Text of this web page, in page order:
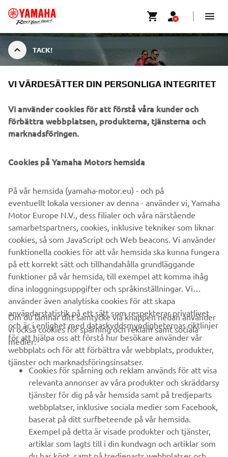
TACK!
Du kommer att bli kontaktad inom kort.
TILLBAKA TILL STARTSIDAN
FÖRETAG
B2B
UTFORSKA YAMAHA
FAQ & SUPPORT
NYHETSBREV
Bli först att ta del av de senaste erbjudandena, evenemangen,
nyheterna och mycket mer
VI VÄRDESÄTTER DIN PERSONLIGA INTEGRITET
Vi använder cookies för att förstå våra kunder och
förbättra webbplatsen, produkterna, tjänsterna och
marknadsföringen.
Cookies på Yamaha Motors hemsida
På vår hemsida (yamaha-motor.eu) - och på
eventuellt lokala versioner av denna - använder vi, Yamaha
Motor Europe N.V., dess filialer och våra närstående
samarbetspartners, cookies, inklusive tekniker som liknar
cookies, så som JavaScript och Web beacons. Vi använder
funktionella cookies för att vår hemsida ska kunna fungera
på ett korrekt sätt och tillhandahålla grundläggande
funktioner på vår hemsida, till exempel att komma ihåg
dina inloggningsuppgifter och språkinställningar. Vi
använder även analytiska cookies för att skapa
användarstatistik på ett sätt som respekterar privatlivet
och är i enlighet med dataskyddsmyndigheternas riktlinjer
för att hjälpa oss att förstå hur besökare använder vår
webbplats och för att förbättra vår webbplats, produkter,
tjänster och marknadsföringsinsatser.
Om du lämnar ditt samtycke via knappen nedan använder
vi också cookies för spårning och reklam samt sociala
medier:
Cookies för spårning och reklam används för att visa
relevanta annonser av våra produkter och skräddarsy
tjänster för dig på vår hemsida samt på tredjeparts
webbplatser, inklusive sociala medier som Facebook,
baserat på ditt surfbeteende på vår hemsida.
Exempel på detta är visade produkter och tjänster,
artiklar som lagts till i din kundvagn och artiklar som